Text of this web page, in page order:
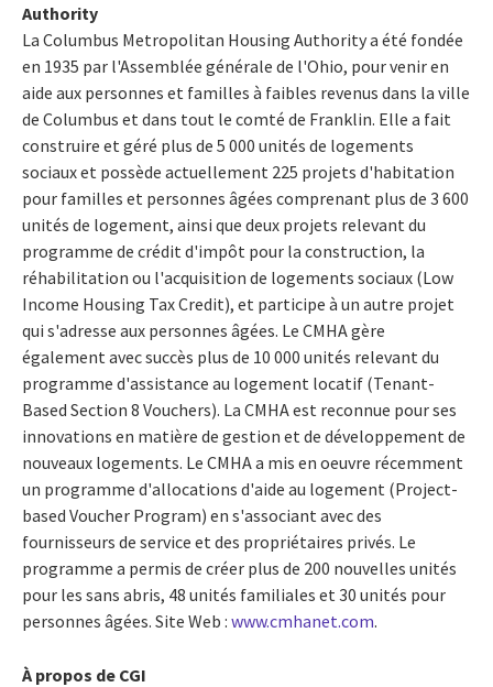
Authority
La Columbus Metropolitan Housing Authority a été fondée
en 1935 par l'Assemblée générale de l'Ohio, pour venir en
aide aux personnes et familles à faibles revenus dans la ville
de Columbus et dans tout le comté de Franklin. Elle a fait
construire et géré plus de 5 000 unités de logements
sociaux et possède actuellement 225 projets d'habitation
pour familles et personnes âgées comprenant plus de 3 600
unités de logement, ainsi que deux projets relevant du
programme de crédit d'impôt pour la construction, la
réhabilitation ou l'acquisition de logements sociaux (Low
Income Housing Tax Credit), et participe à un autre projet
qui s'adresse aux personnes âgées. Le CMHA gère
également avec succès plus de 10 000 unités relevant du
programme d'assistance au logement locatif (Tenant-
Based Section 8 Vouchers). La CMHA est reconnue pour ses
innovations en matière de gestion et de développement de
nouveaux logements. Le CMHA a mis en oeuvre récemment
un programme d'allocations d'aide au logement (Project-
based Voucher Program) en s'associant avec des
fournisseurs de service et des propriétaires privés. Le
programme a permis de créer plus de 200 nouvelles unités
pour les sans abris, 48 unités familiales et 30 unités pour
personnes âgées. Site Web : www.cmhanet.com.
À propos de CGI